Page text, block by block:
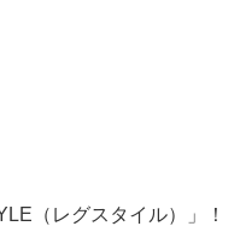
（レグスタイル）」！